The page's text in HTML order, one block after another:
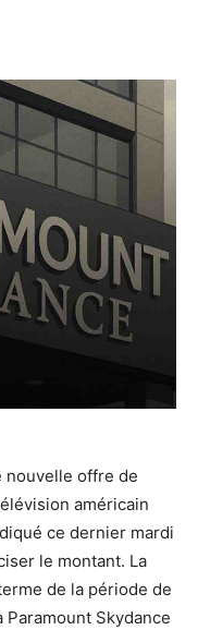
nouvelle offre de
américain
ce dernier mardi
le montant. La
de la période de
Paramount Skydance